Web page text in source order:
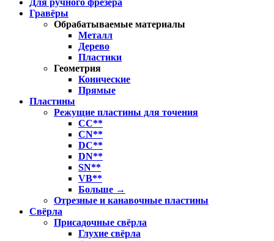
Для ручного фрезера
Гравёры
Обрабатываемые материалы
Металл
Дерево
Пластики
Геометрия
Конические
Прямые
Пластины
Режущие пластины для точения
CC**
CN**
DC**
DN**
SN**
VB**
Больше →
Отрезные и канавочные пластины
Свёрла
Присадочные свёрла
Глухие свёрла